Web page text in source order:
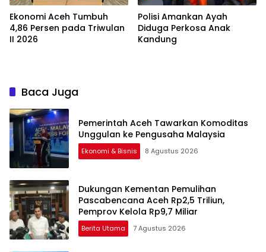
Ekonomi Aceh Tumbuh
4,86 Persen pada Triwulan
II 2026
Polisi Amankan Ayah
Diduga Perkosa Anak
Kandung
Baca Juga
Pemerintah Aceh Tawarkan Komoditas
Unggulan ke Pengusaha Malaysia
Ekonomi & Bisnis 8 Agustus 2026
Dukungan Kementan Pemulihan
Pascabencana Aceh Rp2,5 Triliun,
Pemprov Kelola Rp9,7 Miliar
Berita Utama 7 Agustus 2026